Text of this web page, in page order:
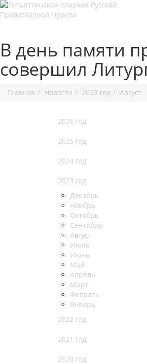
В день памяти
совершил
Главная Новости 2023 год Август
2026 год
2025 год
2024 год
2023 год
Декабрь
Ноябрь
Октябрь
Сентябрь
Август
Июль
Июнь
Май
Апрель
Март
Февраль
Январь
2022 год
2021 год
2020 год